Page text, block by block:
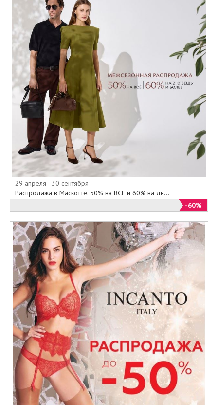
29 апреля - 30 сентября
Распродажа в Маскотте. 50% на ВСЕ и 60% на дв...
-60%